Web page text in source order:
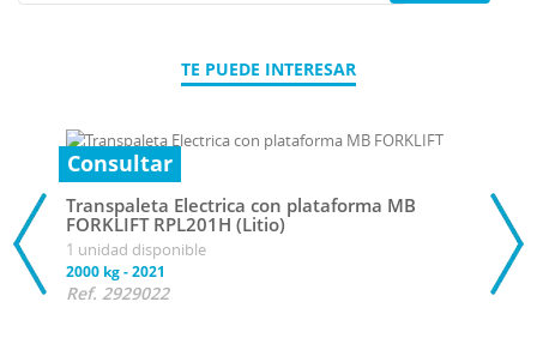
TE PUEDE INTERESAR
Consultar
Transpaleta Electrica con plataforma MB
FORKLIFT RPL201H (Litio)
1 unidad disponible
2000 kg-2021
Ref. 2929022